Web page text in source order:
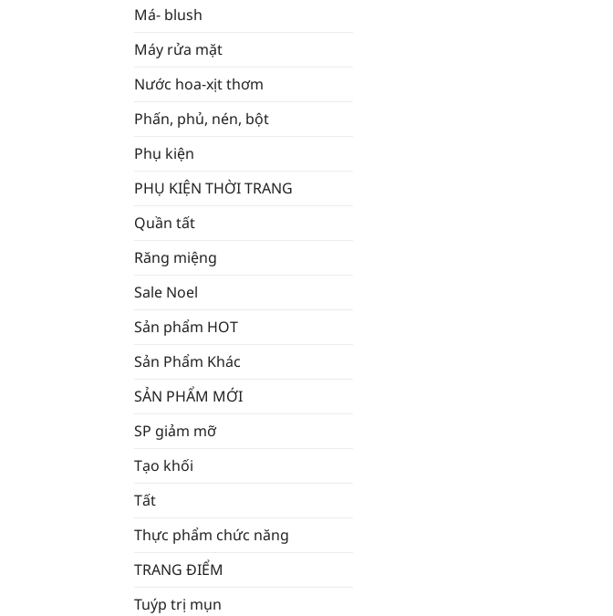
Má- blush
Máy rửa mặt
Nước hoa-xịt thơm
Phấn, phủ, nén, bột
Phụ kiện
PHỤ KIỆN THỜI TRANG
Quần tất
Răng miệng
Sale Noel
Sản phẩm HOT
Sản Phẩm Khác
SẢN PHẨM MỚI
SP giảm mỡ
Tạo khối
Tất
Thực phẩm chức năng
TRANG ĐIỂM
Tuýp trị mụn